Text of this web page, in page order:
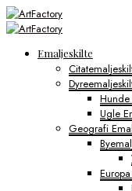
Emaljeskilte
Hunde
Ugle
Geografi